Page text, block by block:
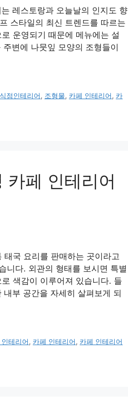
레스토랑과 오늘날의 인지도 향
스타일의 최신 트렌드를 따르는
운영되기 때문에 메뉴에는 설
변에 나뭇잎 모양의 조형들이
점인테리어, 조형물, 카페 인테리어, 카
카페 인테리어
국 요리를 판매하는 곳이라고
니다. 외관의 형태를 보시면 특별
색감이 이루어져 있습니다. 들
부 공간을 자세히 살펴보게 되
테리어, 카페 인테리어, 카페 인테리어